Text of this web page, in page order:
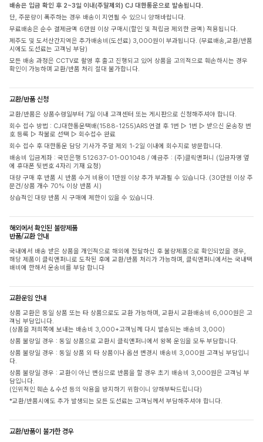
배송은 입금 확인 후 2~3일 이내(주말제외) CJ 대한통운으로 발송됩니다.
단, 주문량이 폭주하는 경우 배송이 지연될 수 있으니 양해바랍니다.
무료배송은 순수 결제금액 6만원 이상 구매시(할인 및 적립금 제외한 금액) 적용됩니다.
제주도 및 도서산간지역은 추가배송비(도선료) 3,000원이 부과됩니다. (무료배송,교환/반품
시에도 도선료는 고객님 부담)
모든 배송 과정은 CCTV로 촬영 후 출고 진행되고 있어 상품을 고의적으로 훼손하시는 경우
확인이 가능하며 교환/반품 처리 절대 불가합니다.
교환/반품 신청
교환/반품은 상품수령일부터 7일 이내 고객센터 또는 게시판으로 신청해주셔야 합니다.
회수 접수 방법 : CJ대한통운택배(1588-1255)ARS 연결 후 1번 ▷ 1번 ▷ 받으신 운송장 번
호 등록 ▷ 착불로 선택 ▷ 회수접수 완료
회수 접수 후 대한통운 담당 기사가 주말 제외 1-2일 이내에 회수지로 방문합니다.
배송비 입금계좌 : 국민은행 512637-01-001048 / 예금주 : (주)클릭앤퍼니 (입금자명 옆
에 휴대폰 뒷번호 4자리 기재 요청)
대량 구매 후 반품 시 반품 수거 비용이 1만원 이상 추가 부과될 수 있습니다. (30만원 이상 주
문건/상품 개수 70% 이상 반품 시)
상습적인 대량 반품 시 구매에 제한이 있을 수 있습니다.
해외에서 확인된 불량제품
반품/교환 안내
국내에서 배송 받은 상품을 개인적으로 해외에 전달하신 후 불량제품으로 확인되었을 경우,
해당 제품이 클릭앤퍼니로 도착된 후에 교환/반품 처리가 가능하며, 클릭앤퍼니에서는 국내택
배비에 한해서 운송비를 부담 합니다
교환운임 안내
상품 교환은 동일 상품 또는 타 상품으로도 교환 가능하며, 교환시 교환배송비 6,000원은 고
객님 부담입니다.
(상품을 저희쪽에 보내는 배송비 3,000+고객님께 다시 발송되는 배송비 3,000)
상품 불량일 경우 : 동일 상품으로 교환시 클릭앤퍼니에서 왕복 운임을 모두 부담합니다.
상품 불량일 경우 : 동일 상품 외 타 상품이나 옵션 변경시 배송비 3,000원 고객님 부담입니
다.
상품 불량일 경우 : 교환이 아닌 변심으로 반품을 할 경우 초기 배송비 3,000원은 고객님 부
담입니다.
(인위적인 훼손 & 수선 등의 악용을 방지하기 위함이니 양해부탁드립니다)
*교환/반품시에도 추가 발생되는 모든 도선료는 고객님께서 부담해주셔야 합니다.
교환/반품이 불가한 경우